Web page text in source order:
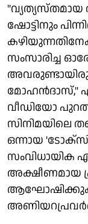
ഷോട്ടിനും
സംസാരിച്ച
മോഹൻദാസ്,"
വീഡിയോ
സിനിമയിലെ
ഒന്നായ
സംവിധായിക
അക്ഷീണമായ